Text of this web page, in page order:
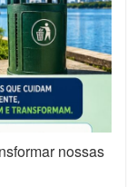
nossas